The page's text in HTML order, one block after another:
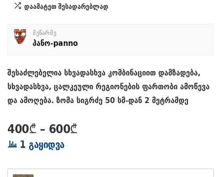
დაამატეთ შესადარებლად
მეწარმე
პანო-panno
შესაძლებელია სხვადასხვა კომბინაციით დამზადება,
სხვადასხვა, ცალკეული რეგიონების ფართობი ამოწევა
და ამოღება. ზომა სიგრძე 50 სმ-დან 2 მეტრამდე
400₾ – 600₾Price
through
1 გაყიდვა